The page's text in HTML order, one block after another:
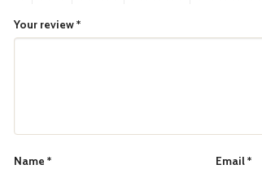
Your review*
Name * Email*